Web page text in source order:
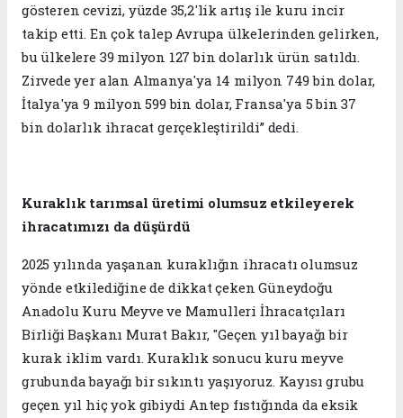
gösteren cevizi, yüzde 35,2'lik artış ile kuru incir
takip etti. En çok talep Avrupa ülkelerinden gelirken,
bu ülkelere 39 milyon 127 bin dolarlık ürün satıldı.
Zirvede yer alan Almanya'ya 14 milyon 749 bin dolar,
İtalya'ya 9 milyon 599 bin dolar, Fransa'ya 5 bin 37
bin dolarlık ihracat gerçekleştirildi” dedi.
Kuraklık tarımsal üretimi olumsuz etkileyerek
ihracatımızı da düşürdü
2025 yılında yaşanan kuraklığın ihracatı olumsuz
yönde etkilediğine de dikkat çeken Güneydoğu
Anadolu Kuru Meyve ve Mamulleri İhracatçıları
Birliği Başkanı Murat Bakır, "Geçen yıl bayağı bir
kurak iklim vardı. Kuraklık sonucu kuru meyve
grubunda bayağı bir sıkıntı yaşıyoruz. Kayısı grubu
geçen yıl hiç yok gibiydi Antep fıstığında da eksik